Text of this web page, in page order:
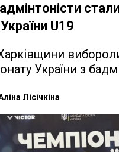
U19
України з
Лісічкіна